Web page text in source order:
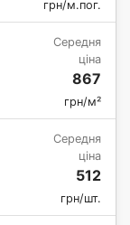
грн/м.пог.
Середня
ціна
867
грн/м²
Середня
ціна
512
грн/шт.